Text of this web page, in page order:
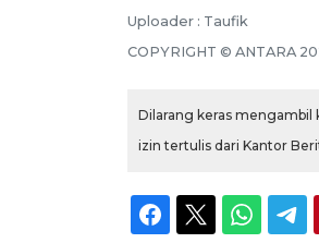
Uploader : Taufik
COPYRIGHT © ANTARA
Dilarang keras mengambil
izin tertulis dari Kantor